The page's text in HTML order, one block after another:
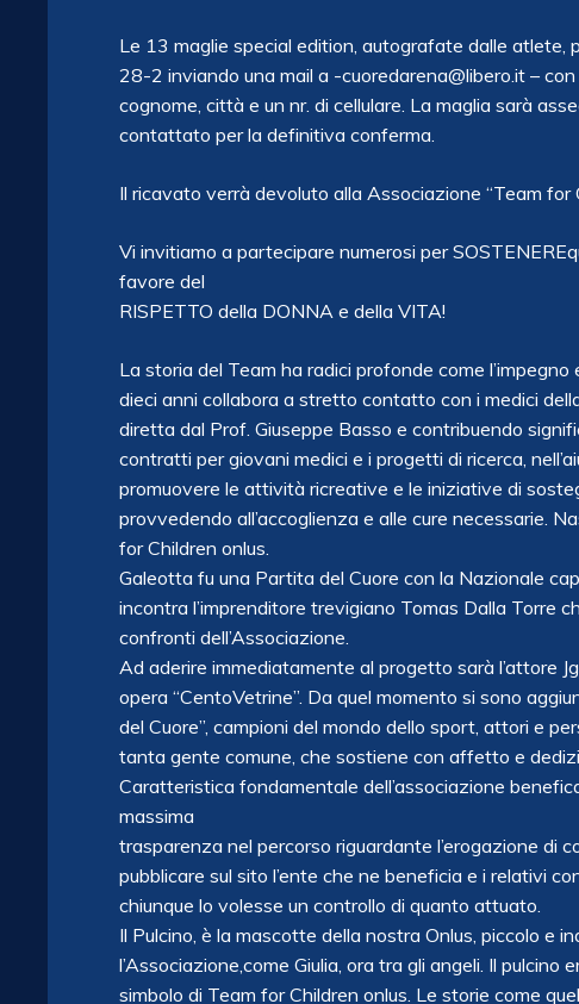
Le 13 maglie special edition, autografate dalle
28-2 inviando una mail a -cuoredarena@libero.it –
cognome, città e un nr. di cellulare. La maglia sarà
contattato per la definitiva conferma.
Il ricavato verrà devoluto alla Associazione “Team for
Vi invitiamo a partecipare numerosi per
favore del
RISPETTO della DONNA e della VITA!
La storia del Team ha radici profonde come
dieci anni collabora a stretto contatto con i medici
diretta dal Prof. Giuseppe Basso e contribuendo
contratti per giovani medici e i progetti di ricerca,
promuovere le attività ricreative e le iniziative di
provvedendo all’accoglienza e alle cure necessarie.
for Children onlus.
Galeotta fu una Partita del Cuore con la Nazionale
incontra l’imprenditore trevigiano Tomas Dalla Torre
confronti dell’Associazione.
Ad aderire immediatamente al progetto sarà l’attore
opera “CentoVetrine”. Da quel momento si sono
del Cuore”, campioni del mondo dello sport, attori e
tanta gente comune, che sostiene con affetto e
Caratteristica fondamentale dell’associazione
massima
trasparenza nel percorso riguardante l’erogazione di
pubblicare sul sito l’ente che ne beneficia e i relativi
chiunque lo volesse un controllo di quanto attuato.
Il Pulcino, è la mascotte della nostra Onlus, piccolo e
l’Associazione,come Giulia, ora tra gli angeli. Il
simbolo di Team for Children onlus. Le storie come